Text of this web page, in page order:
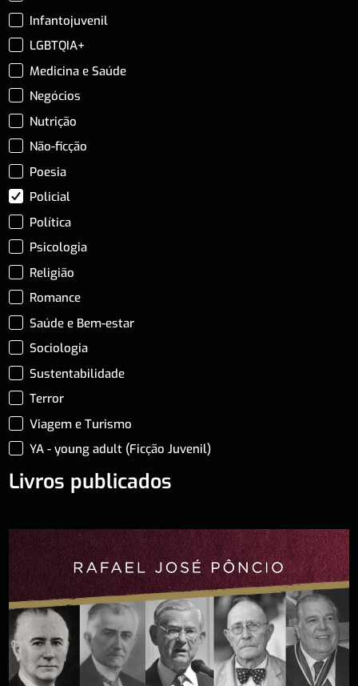
Infantojuvenil
LGBTQIA+
Medicina e Saúde
Negócios
Nutrição
Não-ficção
Poesia
Policial
Política
Psicologia
Religião
Romance
Saúde e Bem-estar
Sociologia
Sustentabilidade
Terror
Viagem e Turismo
YA - young adult (Ficção Juvenil)
Livros publicados